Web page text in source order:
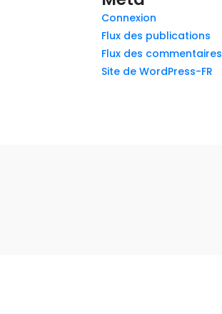
Connexion
Flux des publications
Flux des commentaires
Site de WordPress-FR